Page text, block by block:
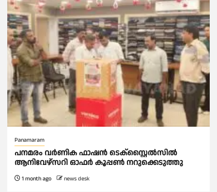
Panamaram
പനമരം വർണിക ഫാഷൻ ടെക്സ്റ്റൈൽസിൽ
ആനിവേഴ്‌സറി ഓഫർ കൂപ്പൺ നറുക്കെടുത്തു
1 month ago news desk